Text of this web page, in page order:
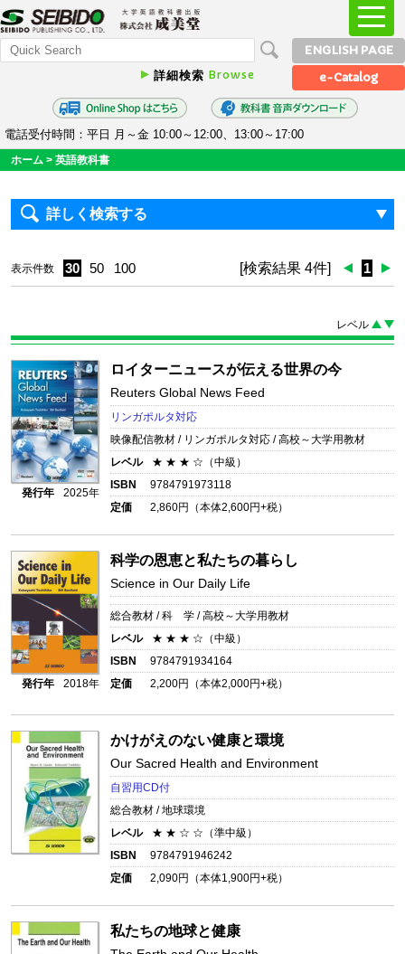
詳細検索 Browse
ENGLISH PAGE
e-Catalog
電話受付時間：平日 月～金 10:00～12:00、13:00～17:00
ホーム > 英語教科書
詳しく検索する
表示件数 30 50 100 [検索結果 4件] 1
レベル
発行年 2025年
ロイターニュースが伝える世界の今
Reuters Global News Feed
リンガポルタ対応
映像配信教材 / リンガポルタ対応 / 高校～大学用教材
レベル
★ ★ ★ ☆（中級）
ISBN
9784791973118
定価
2,860円（本体2,600円+税）
発行年 2018年
科学の恩恵と私たちの暮らし
Science in Our Daily Life
総合教材 / 科 学 / 高校～大学用教材
レベル
★ ★ ★ ☆（中級）
ISBN
9784791934164
定価
2,200円（本体2,000円+税）
かけがえのない健康と環境
Our Sacred Health and Environment
自習用CD付
総合教材 / 地球環境
レベル
★ ★ ☆ ☆（準中級）
ISBN
9784791946242
定価
2,090円（本体1,900円+税）
私たちの地球と健康